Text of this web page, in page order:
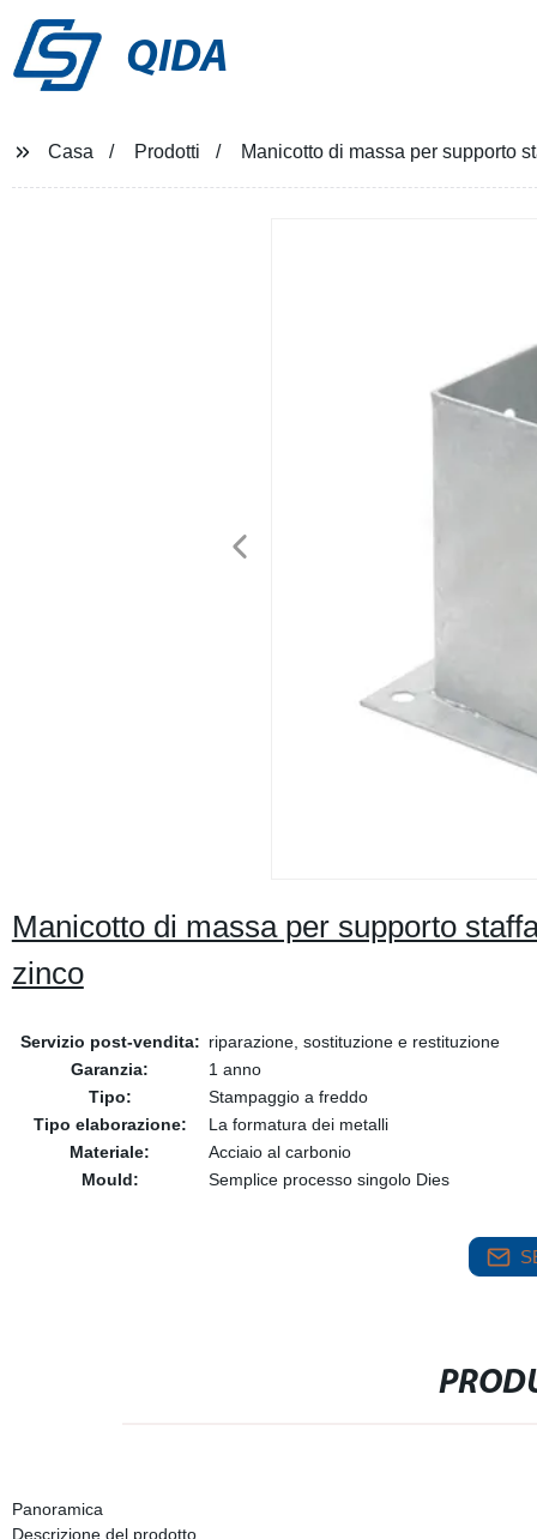
QIDA
Casa Prodotti Manicotto di massa per supporto
Manicotto di massa per supporto
zinco
Servizio post-vendita: riparazione, sostituzione e restituzione
Garanzia:
1 anno
Tipo:
Stampaggio a freddo
Tipo elaborazione:
La formatura dei metalli
Materiale:
Acciaio al carbonio
Mould:
Semplice processo singolo Dies
Panoramica
Descrizione del prodotto